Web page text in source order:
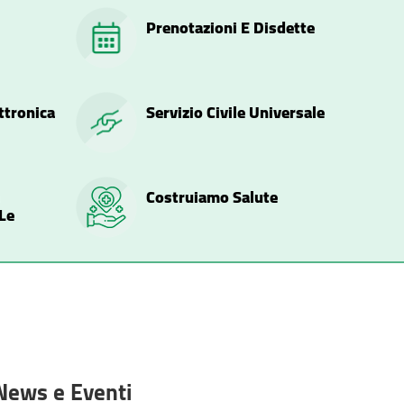
Prenotazioni E Disdette
Servizio Civile Universale
Costruiamo Salute
e Eventi